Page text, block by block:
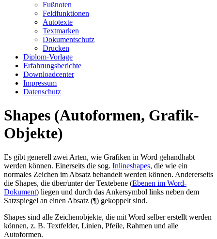
Fußnoten
Feldfunktionen
Autotexte
Textmarken
Dokumentschutz
Drucken
Diplom-Vorlage
Erfahrungsberichte
Downloadcenter
Impressum
Datenschutz
Shapes (Autoformen, Grafik-
Objekte)
Es gibt generell zwei Arten, wie Grafiken in Word gehandhabt
werden können. Einerseits die sog. Inlineshapes, die wie ein
normales Zeichen im Absatz behandelt werden können. Andererseits
die Shapes, die über/unter der Textebene (Ebenen im Word-
Dokument) liegen und durch das Ankersymbol links neben dem
Satzspiegel an einen Absatz (¶) gekoppelt sind.
Shapes sind alle Zeichenobjekte, die mit Word selber erstellt werden
können, z. B. Textfelder, Linien, Pfeile, Rahmen und alle
Autoformen.